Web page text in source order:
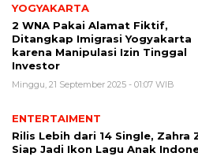
YOGYAKARTA
2 WNA Pakai Alamat Fiktif,
Ditangkap Imigrasi Yogyakarta
karena Manipulasi Izin Tinggal
Investor
Minggu, 21 September 2025 - 01:07 WIB
ENTERTAIMENT
Rilis Lebih dari 14 Single, Zahra
Siap Jadi Ikon Lagu Anak